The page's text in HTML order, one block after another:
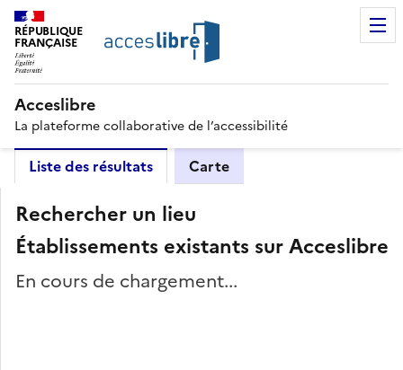
RÉPUBLIQUE
FRANÇAISE
Acceslibre
La plateforme collaborative de l’accessibilité
Liste des résultats Carte
Rechercher un lieu
Établissements existants sur Acceslibre
En cours de chargement...